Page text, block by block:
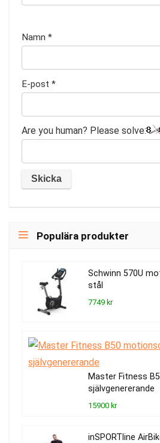
Namn *
E-post *
Are you human? Please solve:
Populära produkter
Schwinn 570U
stål
7749 kr
Master Fitness
självgenererande
15900 kr
inSPORTline